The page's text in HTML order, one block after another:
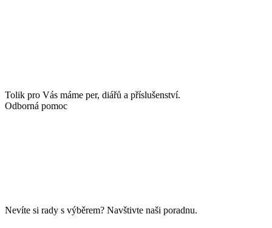
Tolik pro Vás máme per, diářů a příslušenství.
Odborná pomoc
Nevíte si rady s výběrem? Navštivte naši poradnu.